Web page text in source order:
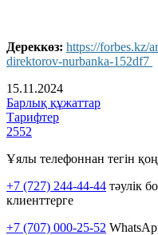
Дереккөз: https://forbes.kz/
direktorov-nurbanka-152df7
15.11.2024
Барлық құжаттар
Тарифтер
2552
Ұялы телефоннан тегін
+7 (727) 244-44-44 тәулік
клиенттерге
+7 (707) 000-25-52